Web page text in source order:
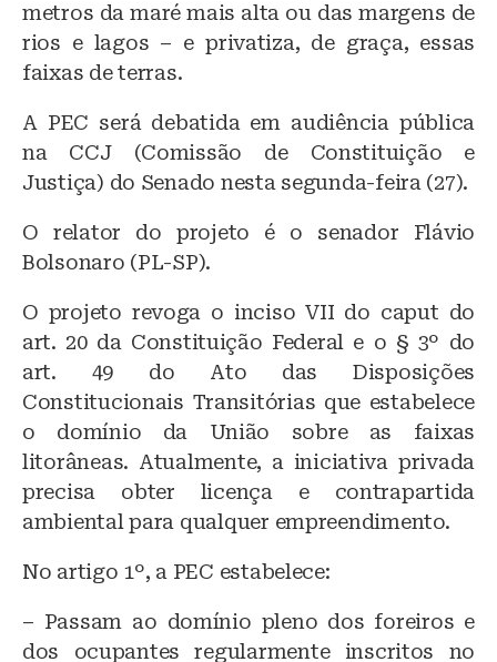
metros da maré mais alta ou das margens de
rios e lagos – e privatiza, de graça, essas
faixas de terras.
A PEC será debatida em audiência pública
na CCJ (Comissão de Constituição e
Justiça) do Senado nesta segunda-feira (27).
O relator do projeto é o senador Flávio
Bolsonaro (PL-SP).
O projeto revoga o inciso VII do caput do
art. 20 da Constituição Federal e o § 3º do
art. 49 do Ato das Disposições
Constitucionais Transitórias que estabelece
o domínio da União sobre as faixas
litorâneas. Atualmente, a iniciativa privada
precisa obter licença e contrapartida
ambiental para qualquer empreendimento.
No artigo 1º, a PEC estabelece:
– Passam ao domínio pleno dos foreiros e
dos ocupantes regularmente inscritos no